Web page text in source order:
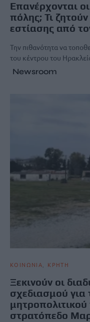
Επανέρχονται
πόλης; Τι
εστίασης από
Την πιθανότητα να
του κέντρου του
Newsroom
ΚΟΙΝΩΝΙΑ ΚΡΗΤΗ
Ξεκινούν οι
σχεδιασμού για
στρατόπεδο